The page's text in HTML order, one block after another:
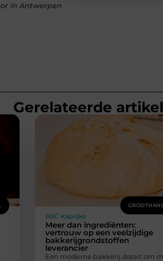
in Antwerpen
Gerelateerde
BBC Kaprijke
Meer dan ingrediënten:
vertrouw op een veelzijdige
bakkerijgrondstoffen
leverancier
Een moderne bakkerij draait om